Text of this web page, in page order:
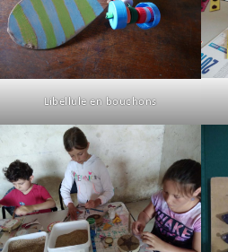
Libellule en bouchons